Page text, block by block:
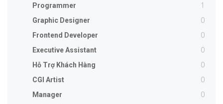
Programmer 1
Graphic Designer 0
Frontend Developer 0
Executive Assistant 0
Hỗ Trợ Khách Hàng 0
CGI Artist 0
Manager 0